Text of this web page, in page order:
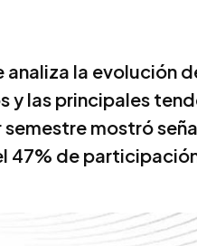
la evolución
y las principales
mostró
47% de